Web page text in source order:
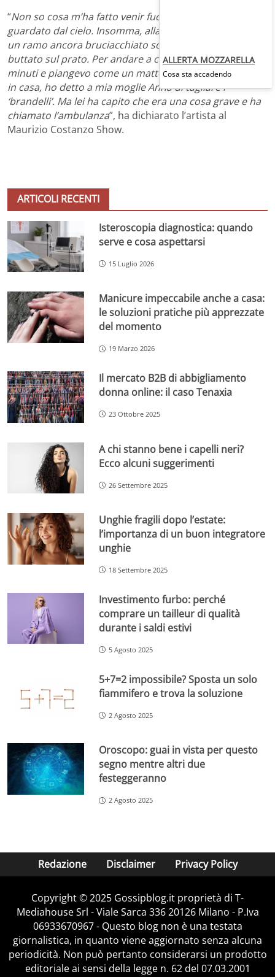
“Non so cosa m’ha fatto venir fuori. Qualcuno mi ha
guardato dal cielo. Insomma, alla fine, aggrappandomi a
un ramo ancora bruciacchiato sono uscito e mi sono
buttato sul prato. Per andare a casa ci ho messo venti
minuti e piangevo come un matto. Una volta rientrato
in casa, ho detto a mia moglie Anna di tagliare i
‘brandelli’. Ma lei ha capito che era una cosa grave e ha
chiamato l’ambulanza”, ha dichiarato l’artista al
Maurizio Costanzo Show.
ARTICOLI RECENTI
Isteroscopia diagnostica: quando
serve e cosa aspettarsi
15 Luglio 2026
Manicure impeccabile anche a casa:
le soluzioni pratiche più apprezzate
del momento
19 Marzo 2026
Il mercato B2B di abbigliamento
donna online: il caso Tenaxia
23 Ottobre 2025
A chi stanno bene i capelli neri?
Ecco alcuni suggerimenti
26 Settembre 2025
Unghie fragili dopo l’estate:
l’importanza di un buon integratore
unghie
18 Settembre 2025
Investimento furbo: perché
comprare un tailleur di qualità
durante i saldi estivi
5 Agosto 2025
5+7=2 impossibile? Sposta un solo
fiammifero e trova la soluzione
2 Agosto 2025
Oroscopo: guai in vista per questo
segno mentre altri due
festeggeranno
2 Agosto 2025
Redazione Disclaimer Privacy Policy
Copyright © 2025 Gossipblog.it proprietà di T-
Mediahouse Srl - Viale Sarca 336 20126 Milano - P.Iva
06933670967 - Questo blog non è una testata
giornalistica, in quanto viene aggiornato senza alcuna
periodicità. Non può pertanto considerarsi un prodotto
editoriale ai sensi della legge n. 62 del 07.03.2001
ALLERTA MOZZARELLA
Cosa sta accadendo